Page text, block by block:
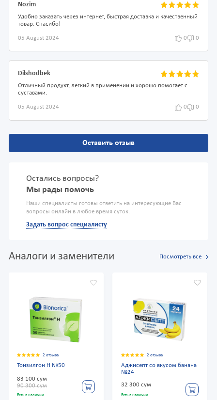
Nozim
Удобно заказать через интернет, быстрая доставка и качественный
товар. Спасибо!
05 August 2024 0 0
Dilshodbek
Отличный продукт, легкий в применении и хорошо помогает с
суставами.
05 August 2024 0 0
Оставить отзыв
Остались вопросы?
Мы рады помочь
Наши специалисты готовы ответить на интересующие Вас
вопросы онлайн в любое время суток.
Задать вопрос специалисту
Аналоги и заменители Посмотреть все
2 отзыва
Тонзилгон Н №50
83 100 сум
90 300 сум
Есть в наличии
2 отзыва
Аджисепт со вкусом банана
№24
32 300 сум
Есть в наличии